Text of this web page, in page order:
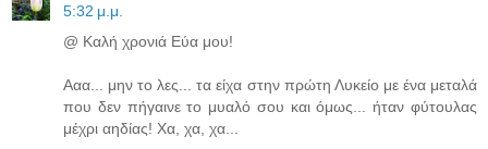
5:32 μ.μ.
@ Καλή χρονιά Εύα μου!
Ααα... μην το λες... τα είχα στην πρώτη Λυκείο με ένα μεταλά
που δεν πήγαινε το μυαλό σου και όμως... ήταν φύτουλας
μέχρι αηδίας! Χα, χα, χα...